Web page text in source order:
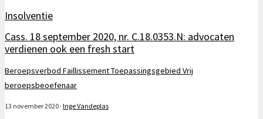
Insolventie
Cass. 18 september 2020, nr. C.18.0353.N: advocaten
verdienen ook een fresh start
Beroepsverbod FaillissementToepassingsgebied Vrij
beroepsbeoefenaar
13 november 2020 · Inge Vandeplas